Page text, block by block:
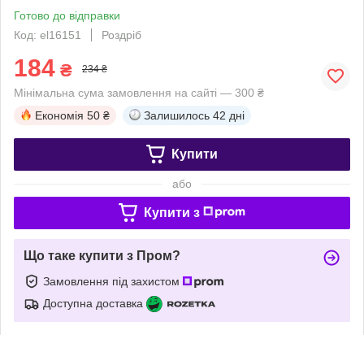
Готово до відправки
Код: el16151
Роздріб
184 ₴ 234 ₴
Мінімальна сума замовлення на сайті — 300 ₴
Економія 50 ₴ Залишилось 42 дні
Купити
або
Купити з
Що таке купити з Пром?
Замовлення під захистом
Доступна доставка